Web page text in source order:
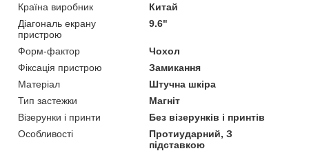
Країна виробник
Китай
Діагональ екрану
пристрою
9.6"
Форм-фактор
Чохол
Фіксація пристрою
Замикання
Матеріал
Штучна шкіра
Тип застежки
Магніт
Візерунки і принти
Без візерунків і принтів
Особливості
Протиударний, З
підставкою